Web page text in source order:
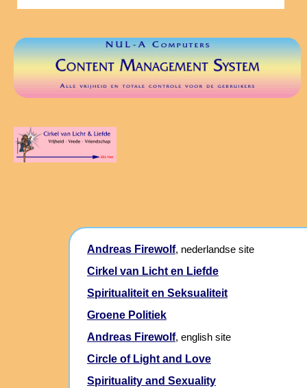
Andreas Firewolf, nederlandse site
Cirkel van Licht en Liefde
Spiritualiteit en Seksualiteit
Groene Politiek
Andreas Firewolf, english site
Circle of Light and Love
Spirituality and Sexuality